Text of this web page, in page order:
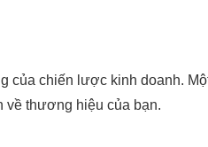
của chiến lược kinh doanh.
về thương hiệu của bạn.